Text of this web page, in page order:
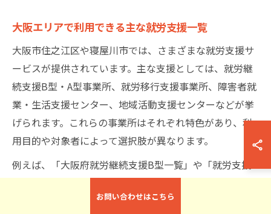
大阪エリアで利用できる主な就労支援一覧
大阪市住之江区や寝屋川市では、さまざまな就労支援サ
ービスが提供されています。主な支援としては、就労継
続支援B型・A型事業所、就労移行支援事業所、障害者就
業・生活支援センター、地域活動支援センターなどが挙
げられます。これらの事業所はそれぞれ特色があり、利
用目的や対象者によって選択肢が異なります。
例えば、「大阪府就労継続支援B型一覧」や「就労支援
センター大阪」などの情報を活用し、地域で利用可能な
事業所をリストアップすることができます。また、「寝
お問い合わせはこちら